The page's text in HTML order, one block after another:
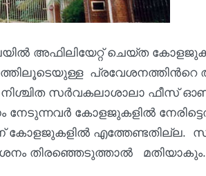
അഫിലിയേറ്റ് ചെയ്ത
പ്രവേശനത്തിന്‍റെ
നിശ്ചിത സര്‍വകലാശാലാ
നേടുന്നവര്‍ കോളജുകളില്‍
കോളജുകളില്‍ എത്തേണ്ടതില്ല.
തിരഞ്ഞെടുത്താല്‍ മതിയാകും.